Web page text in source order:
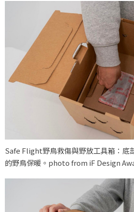
Safe Flight野鳥救傷與野放工具箱：底
的野鳥保暖。photo from iF Design